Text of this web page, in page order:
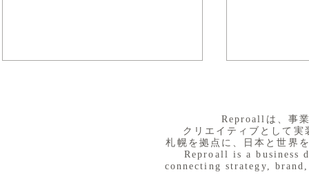
​Reproallは、事
クリエイティブとして
札幌を拠点に、日本と世界
Reproall is a business
connecting strategy,